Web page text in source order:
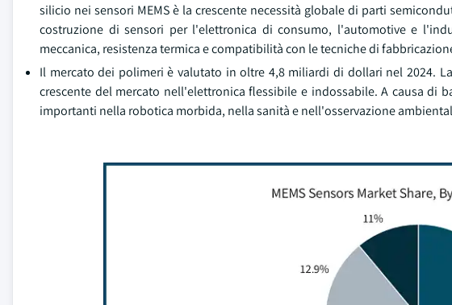
silicio nei sensori MEMS è la crescente necessità globale di parti
costruzione di sensori per l'elettronica di consumo, l'automotive e
meccanica, resistenza termica e compatibilità con le tecniche di
Il mercato dei polimeri è valutato in oltre 4,8 miliardi di dollari nel 2024.
crescente del mercato nell'elettronica flessibile e indossabile. A causa di
importanti nella robotica morbida, nella sanità e nell'osservazione